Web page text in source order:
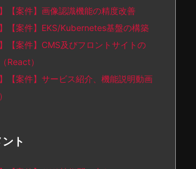
【案件】画像認識機能の精度改善
】【案件】EKS/Kubernetes基盤の構築
【案件】CMS及びフロントサイトの
React）
【案件】サービス紹介、機能説明動画
ト